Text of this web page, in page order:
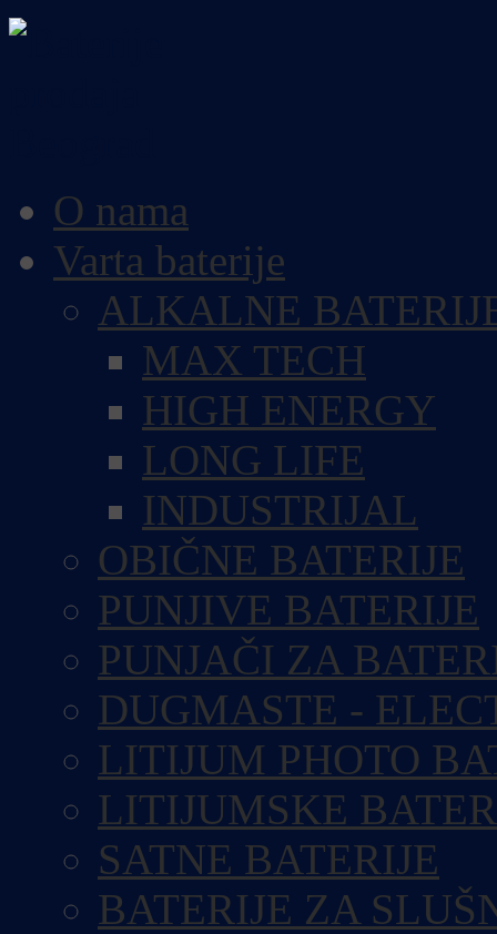
O nama
Varta baterije
ALKALNE
MAX TECH
HIGH ENERGY
LONG LIFE
INDUSTRIJAL
OBIČNE BATERIJE
PUNJIVE BATERIJE
PUNJAČI ZA
DUGMASTE -
LITIJUM PHOTO
LITIJUMSKE
SATNE BATERIJE
BATERIJE ZA